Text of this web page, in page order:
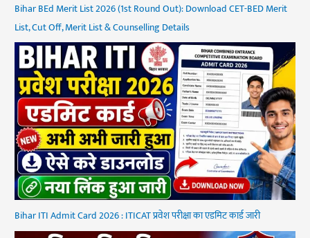
Bihar BEd Merit List 2026 (1st Round Out): Download CET-BED Merit
List, Cut Off, Merit List & Counselling Details
Bihar ITI Admit Card 2026 : ITICAT प्रवेश परीक्षा का एडमिट कार्ड जारी